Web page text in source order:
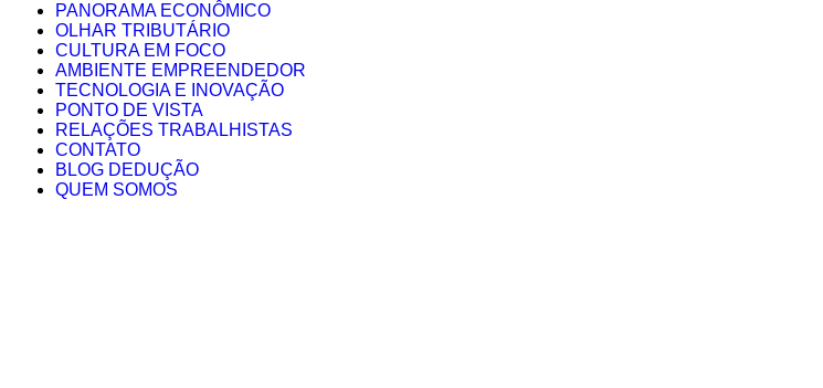
PANORAMA ECONÔMICO
OLHAR TRIBUTÁRIO
CULTURA EM FOCO
AMBIENTE EMPREENDEDOR
TECNOLOGIA E INOVAÇÃO
PONTO DE VISTA
RELAÇÕES TRABALHISTAS
CONTATO
BLOG DEDUÇÃO
QUEM SOMOS